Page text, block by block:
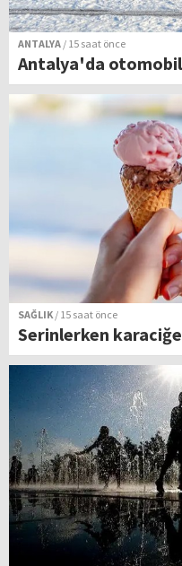
ANTALYA / 15 saat önce
Antalya'da otomobil
SAĞLIK/ 15 saat önce
Serinlerken